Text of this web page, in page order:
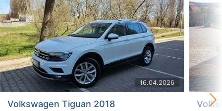
16.04.2026
Volkswagen Tiguan 2018